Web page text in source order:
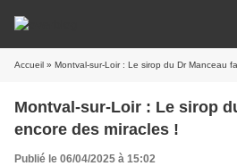
Accueil » Montval-sur-Loir : Le sirop du Dr Manceau
Montval-sur-Loir : Le sirop du Dr Manceau fait
encore des miracles !
Publié le 06/04/2025 à 15:02